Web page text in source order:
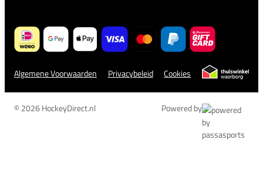
Algemene Voorwaarden Privacybeleid Cookies
© 2026 HockeyDirect.nl Powered by